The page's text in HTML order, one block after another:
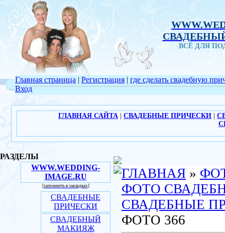
ВСЁ ДЛЯ
Главная страница | Регистрация |
Вход
где сделать свадебную
ГЛАВНАЯ САЙТА СВАДЕБНЫЕ ПРИЧЕСКИ
РАЗДЕЛЫ
WWW.WEDDING-
IMAGE.RU
[запомнить в закладках]
СВАДЕБНЫЕ
ПРИЧЕСКИ
СВАДЕБНЫЙ
МАКИЯЖ
ГЛАВНАЯ »
ФОТО
СВАДЕБНЫЕ
ФОТО 366